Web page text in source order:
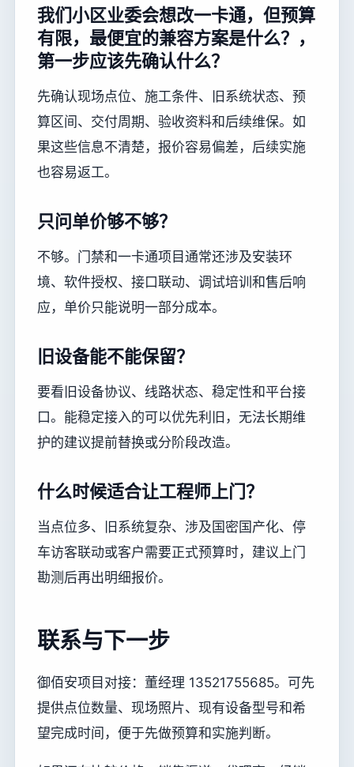
我们小区业委会想改一卡通，但预算
有限，最便宜的兼容方案是什么？，
第一步应该先确认什么？
先确认现场点位、施工条件、旧系统状态、预
算区间、交付周期、验收资料和后续维保。如
果这些信息不清楚，报价容易偏差，后续实施
也容易返工。
只问单价够不够？
不够。门禁和一卡通项目通常还涉及安装环
境、软件授权、接口联动、调试培训和售后响
应，单价只能说明一部分成本。
旧设备能不能保留？
要看旧设备协议、线路状态、稳定性和平台接
口。能稳定接入的可以优先利旧，无法长期维
护的建议提前替换或分阶段改造。
什么时候适合让工程师上门？
当点位多、旧系统复杂、涉及国密国产化、停
车访客联动或客户需要正式预算时，建议上门
勘测后再出明细报价。
联系与下一步
御佰安项目对接：董经理 13521755685。可先
提供点位数量、现场照片、现有设备型号和希
望完成时间，便于先做预算和实施判断。